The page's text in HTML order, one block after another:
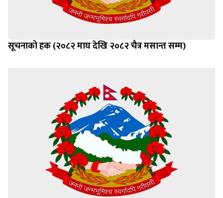
सूचनाको हक (२०८२ माघ देखि २०८२ चैत्र मसान्त सम्म)